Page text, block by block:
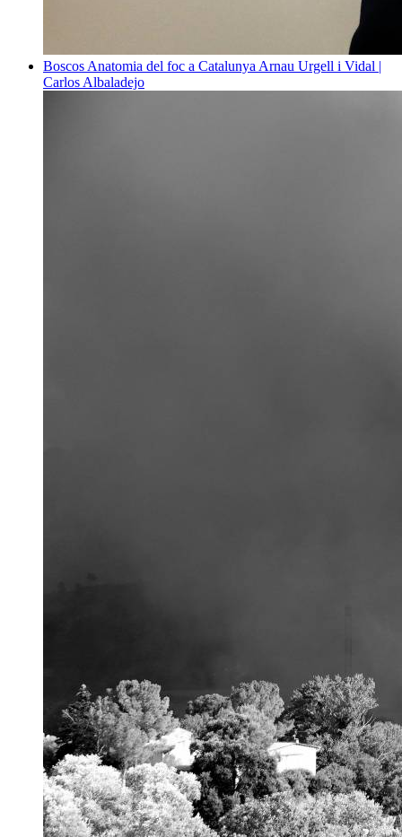
Boscos Anatomia del foc a Catalunya Arnau Urgell i Vidal |
Carlos Albaladejo